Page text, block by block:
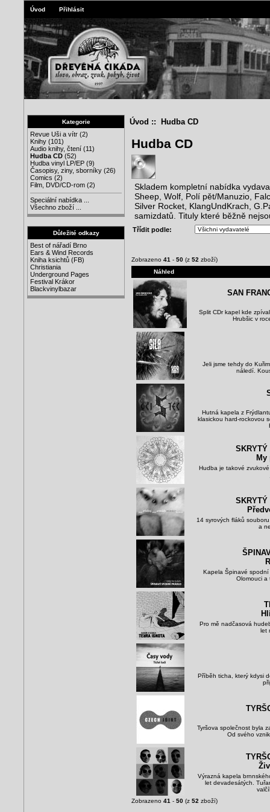
Úvod Přihlásit
Kategorie
Revue Uši a vítr (2)
Knihy (101)
Audio knihy, čtení (11)
Hudba CD (52)
Hudba vinyl LP/EP (9)
Časopisy, ziny, sborníky (26)
Comics (2)
Film, DVD/CD-rom (2)
Speciální nabídka ...
Všechno zboží ...
Důležité odkazy
Best of nářadí Brno
Ears & Wind Records
Kniha ksichtů (FB)
Christiania
Underground Pages
Festival Krákor
Blackvinylbazar
Úvod :: Hudba CD
Hudba CD
Skladem kompletní nabídka
Sheep, Wolf, Polí pět/Manuzio,
Silver Rocket, KlangUndKrach,
samizdatů. Tituly které běžně
Třídit podle:
Zobrazeno 41 - 50 (z 52 zboží)
Náhled
SAN
Split CDr kapel kde
Hrubšic v
Jeli jsme tehdy do
náledí.
Hutná kapela z
klasickou hard-rockovou
SKRYTÝ
My
Hudba je takové
SKRYTÝ
14 syrových fláků
a
Kapela Špinavé
Olomouci a
Pro mě nadčasová
let
Příběh ticha, který kdysi
Tyršova společnost byla
Od svého
Výrazná kapela
let devadesátých.
Zobrazeno 41 - 50 (z 52 zboží)